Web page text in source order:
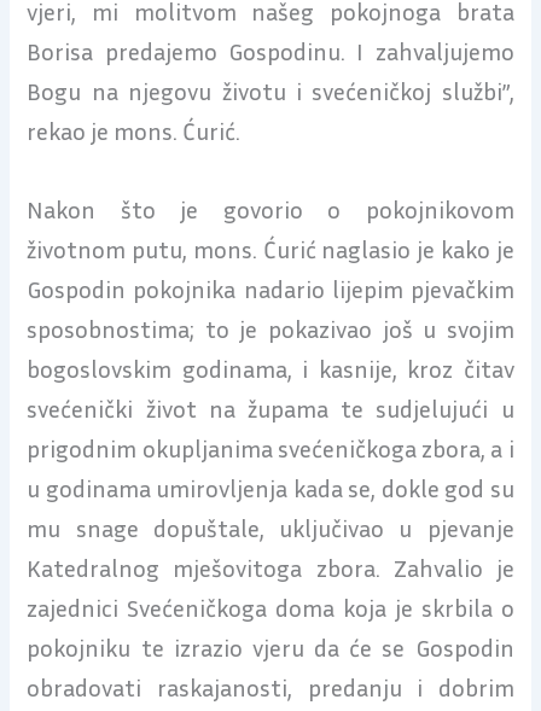
vjeri, mi molitvom našeg pokojnoga brata
Borisa predajemo Gospodinu. I zahvaljujemo
Bogu na njegovu životu i svećeničkoj službi”,
rekao je mons. Ćurić.
Nakon što je govorio o pokojnikovom
životnom putu, mons. Ćurić naglasio je kako je
Gospodin pokojnika nadario lijepim pjevačkim
sposobnostima; to je pokazivao još u svojim
bogoslovskim godinama, i kasnije, kroz čitav
svećenički život na župama te sudjelujući u
prigodnim okupljanima svećeničkoga zbora, a i
u godinama umirovljenja kada se, dokle god su
mu snage dopuštale, uključivao u pjevanje
Katedralnog mješovitoga zbora. Zahvalio je
zajednici Svećeničkoga doma koja je skrbila o
pokojniku te izrazio vjeru da će se Gospodin
obradovati raskajanosti, predanju i dobrim